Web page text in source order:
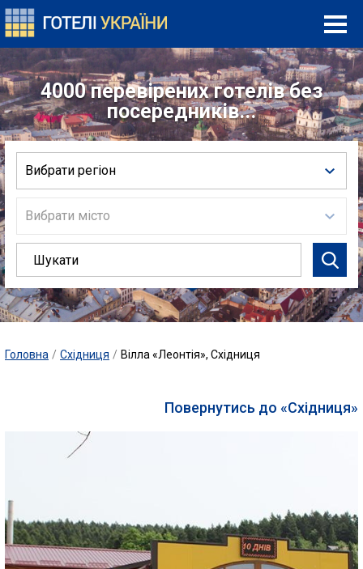
4000 перевірених готелів без
посередників...
Вибрати регіон
Вибрати місто
Головна / Східниця / Вілла «Леонтія», Східниця
Повернутись до «Східниця»